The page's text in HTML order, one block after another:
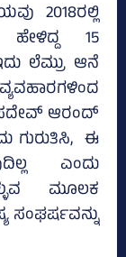
2018ರಲ್ಲಿ
ಹೇಳಿದ್ದ 15
ಲೆಮ್ರು ಆನೆ
ಆರಂದ್
ಗುರುತಿಸಿ, ಈ
ಎಂದು
ಮೂಲಕ
ಸಂಘರ್ಷವನ್ನು